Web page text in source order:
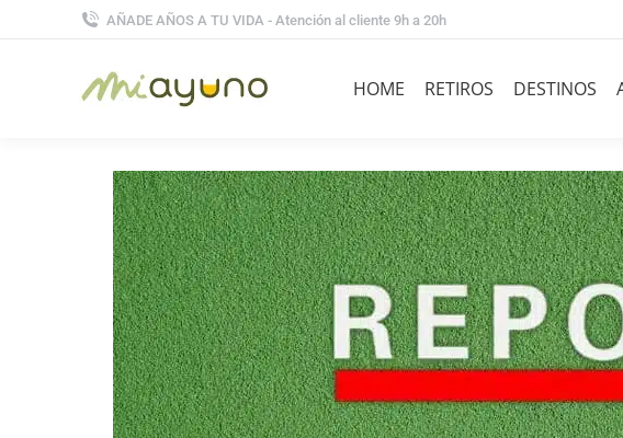
AÑADE AÑOS A TU VIDA - Atención al cliente 9h a 20h
HOME RETIROS DESTINOS